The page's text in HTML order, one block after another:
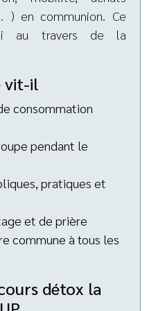
) en communion. Ce
au travers de la
vit-il
consommation
pendant le
pratiques et
et de prière
commune à tous les
détox la